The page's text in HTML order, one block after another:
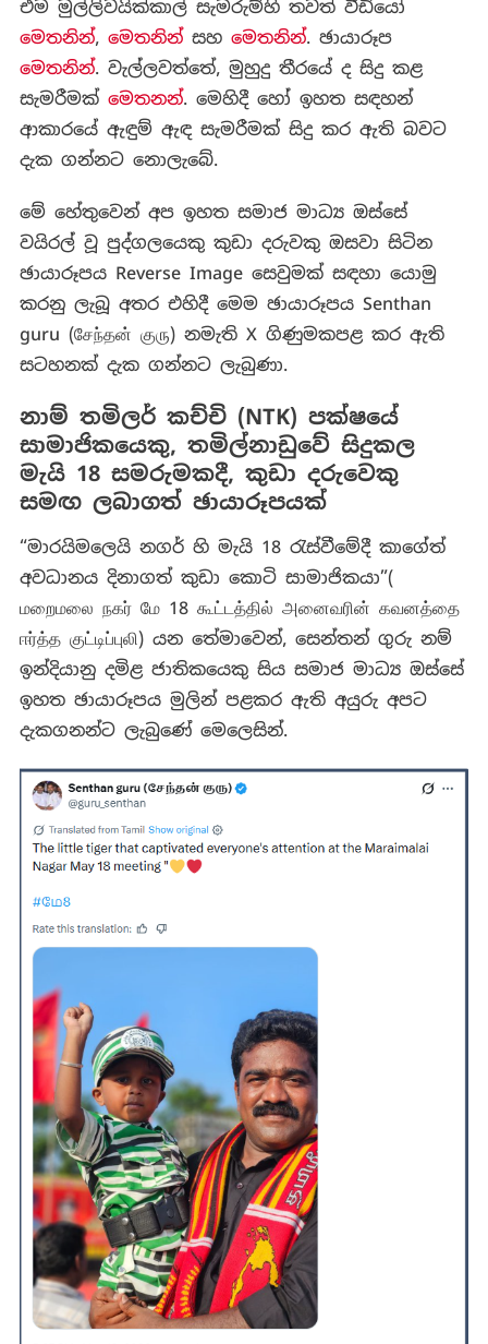
එම මුල්ලිවයික්කාල් සැමරුම්හි තවත් වීඩියෝ
මෙතනින්, මෙතනින්සහ මෙතනින්. ඡායාරූප
මෙතනින්. වැල්ලවත්තේ, මුහුදු තීරයේ ද සිදු කළ
සැමරීමක් මෙතනන්. මෙහිදී හෝ ඉහත සඳහන්
ආකාරයේ ඇඳුම් ඇඳ සැමරීමක් සිදු කර ඇති බවට
දැක ගන්නට නොලැබේ.
මේ හේතුවෙන් අප ඉහත සමාජ මාධ්‍ය ඔස්සේ
වයිරල් වූ පුද්ගලයෙකු කුඩා දරුවකු ඔසවා සිටින
ඡායාරූපය Reverse Image සෙවුමක් සඳහා යොමු
කරනු ලැබූ අතර එහිදී මෙම ඡායාරූපය Senthan
guru (சேந்தன் குரு) නමැති X ගිණුමකපළ කර ඇති
සටහනක් දැක ගන්නට ලැබුණා.
නාම් තමිලර් කච්චි (NTK) පක්ෂයේ
සාමාජිකයෙකු, තමිල්නාඩුවේ සිදුකල
මැයි 18 සමරුමකදී, කුඩා දරුවෙකු
සමඟ ලබාගත් ඡායාරූපයක්
“මාරයිමලෙයි නගර් හි මැයි 18 රැස්වීමේදී කාගේත්
අවධානය දිනාගත් කුඩා කොටි සාමාජිකයා”(
மறைமலை நகர் மே 18 கூட்டத்தில் அனைவரின் கவனத்தை
ஈர்த்த குட்டிப்புலி) යන තේමාවෙන්, සෙන්තන් ගුරු නම්
ඉන්දියානු දමිළ ජාතිකයෙකු සිය සමාජ මාධ්‍ය ඔස්සේ
ඉහත ඡායාරූපය මුලින් පළකර ඇති අයුරු අපට
දැකගනන්ට ලැබුණේ මෙලෙසින්.